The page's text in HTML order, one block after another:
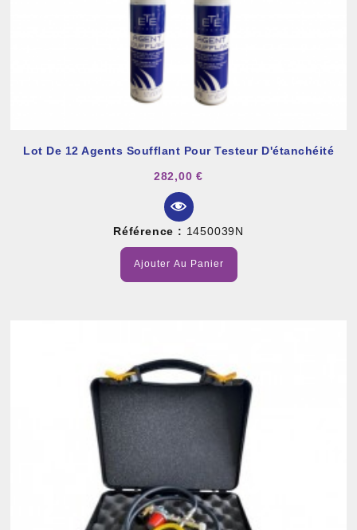
Lot De 12 Agents Soufflant Pour Testeur D'étanchéité
282,00 €
Référence : 1450039N
Ajouter Au Panier